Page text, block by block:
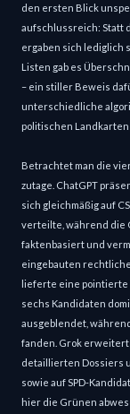
den ersten Blick
aufschlussreich: Statt
ergaben sich lediglich
Listen gab es
– ein stiller Beweis
unterschiedliche
politischen Landkarten
Betrachtet man die
zutage. ChatGPT
sich gleichmäßig auf
verteilte, während die
faktenbasiert und
eingebauten
lieferte eine pointierte
sechs Kandidaten
ausgeblendet,
fanden. Grok
detaillierten Dossiers
sowie auf SPD-
hier die Grünen